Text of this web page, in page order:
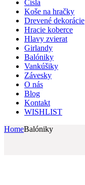
Čísla
Koše na hračky
Drevené dekorácie
Hracie koberce
Hlavy zvierat
Girlandy
Balóniky
Vankúšiky
Závesky
O nás
Blog
Kontakt
WISHLIST
HomeBalóniky